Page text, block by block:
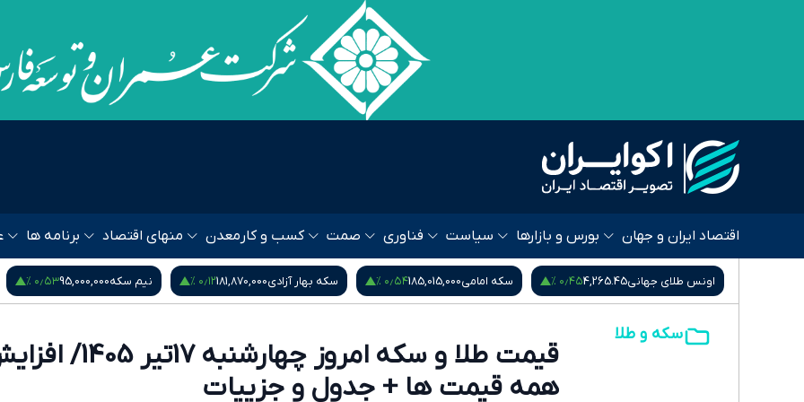
اقتصاد ایران و جهان بورس و بازارها سیاست فناوری صمت کسب و کار معدن منهای اقتصاد برنامه ها
سکه امامی185,015,000۰٫۵۴ % سکه بهار آزادی181,870,000۰٫۱۲ % نیم سکه95,000,000۰٫۵۳ % ربع سکه53,000,000۰٫۹۵ % یورو
سکه و طلا
قیمت طلا و سکه امروز چهارشنبه 17تیر
همه قیمت ها + جدول و جزییات